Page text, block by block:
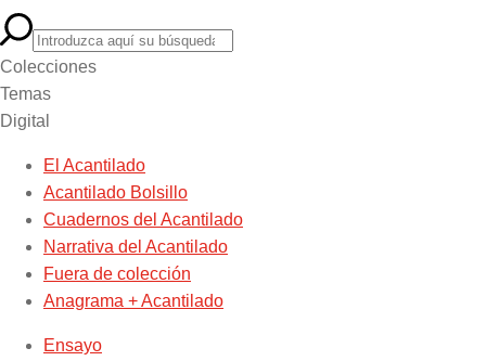
Colecciones
Temas
Digital
El Acantilado
Acantilado Bolsillo
Cuadernos del Acantilado
Narrativa del Acantilado
Fuera de colección
Anagrama + Acantilado
Ensayo